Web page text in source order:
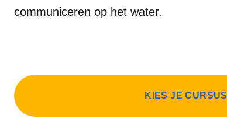
communiceren op het water.
KIES JE CURSUS